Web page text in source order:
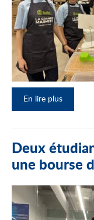
En lire plus
Deux
une bourse